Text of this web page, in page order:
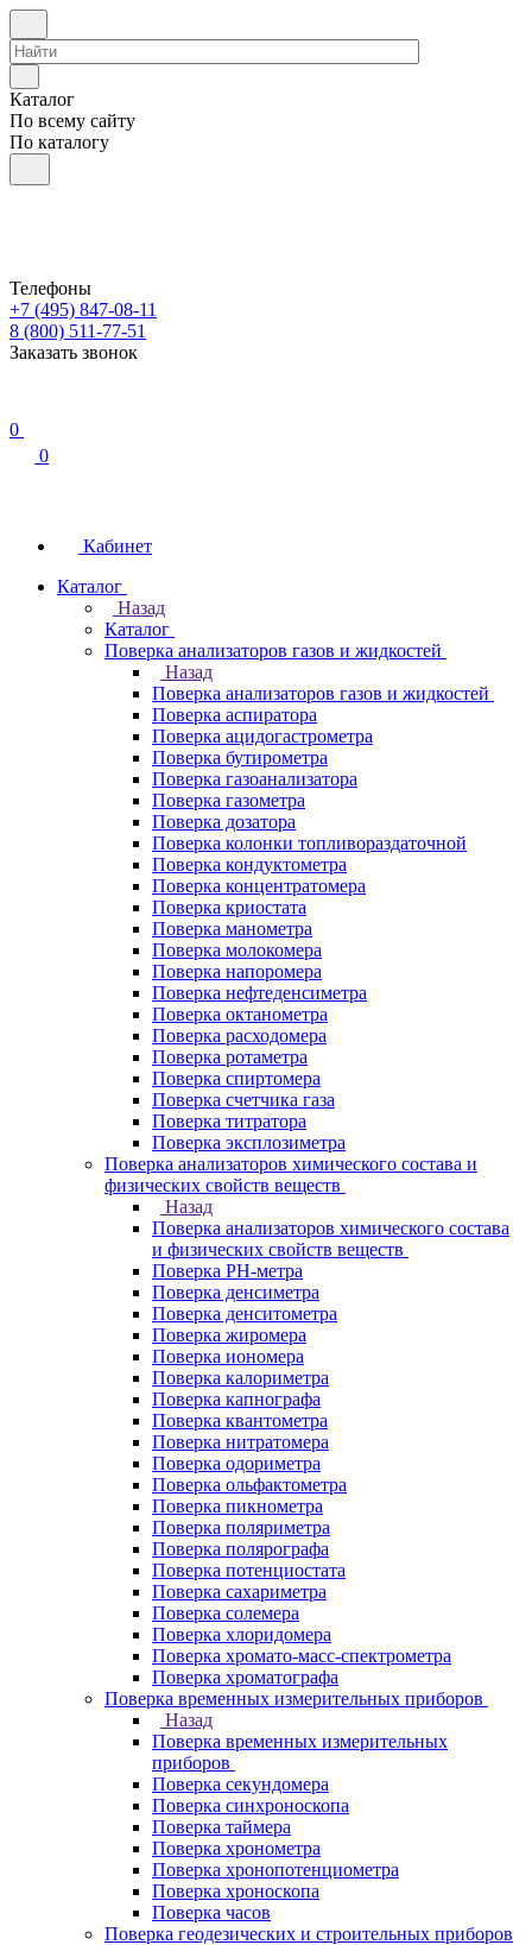
Каталог
По всему сайту
По каталогу
Телефоны
+7 (495) 847-08-11
8 (800) 511-77-51
Заказать звонок
0
0
Кабинет
Каталог
Назад
Каталог
Поверка анализаторов газов и жидкостей
Назад
Поверка анализаторов газов и жидкостей
Поверка аспиратора
Поверка ацидогастрометра
Поверка бутирометра
Поверка газоанализатора
Поверка газометра
Поверка дозатора
Поверка колонки топливораздаточной
Поверка кондуктометра
Поверка концентратомера
Поверка криостата
Поверка манометра
Поверка молокомера
Поверка напоромера
Поверка нефтеденсиметра
Поверка октанометра
Поверка расходомера
Поверка ротаметра
Поверка спиртомера
Поверка счетчика газа
Поверка титратора
Поверка эксплозиметра
Поверка анализаторов химического состава и
физических свойств веществ
Назад
Поверка анализаторов химического состава
и физических свойств веществ
Поверка PH-метра
Поверка денсиметра
Поверка денситометра
Поверка жиромера
Поверка иономера
Поверка калориметра
Поверка капнографа
Поверка квантометра
Поверка нитратомера
Поверка одориметра
Поверка ольфактометра
Поверка пикнометра
Поверка поляриметра
Поверка полярографа
Поверка потенциостата
Поверка сахариметра
Поверка солемера
Поверка хлоридомера
Поверка хромато-масс-спектрометра
Поверка хроматографа
Поверка временных измерительных приборов
Назад
Поверка временных измерительных
приборов
Поверка секундомера
Поверка синхроноскопа
Поверка таймера
Поверка хронометра
Поверка хронопотенциометра
Поверка хроноскопа
Поверка часов
Поверка геодезических и строительных приборов